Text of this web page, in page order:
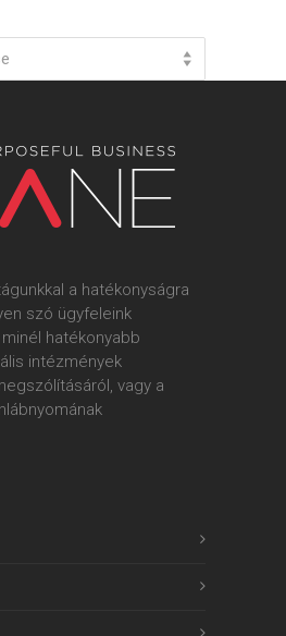
a hatékonyságra
szó ügyfeleink
hatékonyabb
intézmények
vagy a